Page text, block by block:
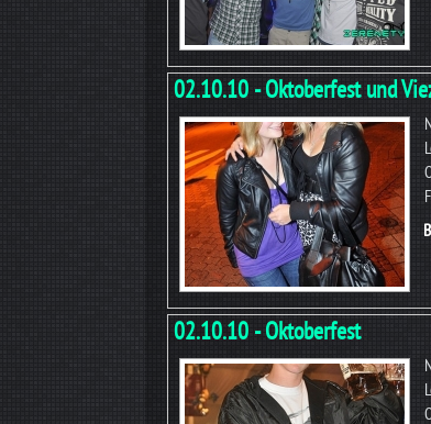
02.10.10 - Oktoberfest und
02.10.10 - Oktoberfest